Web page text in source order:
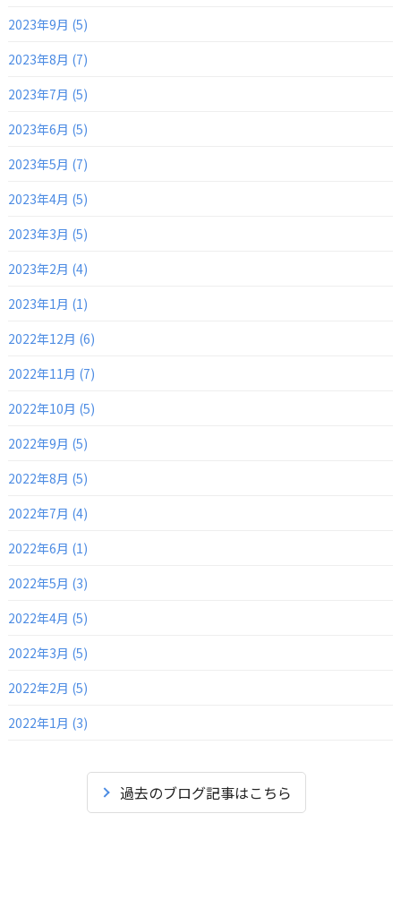
2023年9月 (5)
2023年8月 (7)
2023年7月 (5)
2023年6月 (5)
2023年5月 (7)
2023年4月 (5)
2023年3月 (5)
2023年2月 (4)
2023年1月 (1)
2022年12月 (6)
2022年11月 (7)
2022年10月 (5)
2022年9月 (5)
2022年8月 (5)
2022年7月 (4)
2022年6月 (1)
2022年5月 (3)
2022年4月 (5)
2022年3月 (5)
2022年2月 (5)
2022年1月 (3)
過去のブログ記事はこちら